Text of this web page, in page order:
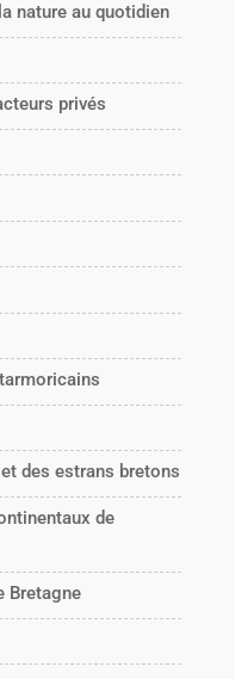
nature au quotidien
privés
des estrans bretons
de
Bretagne